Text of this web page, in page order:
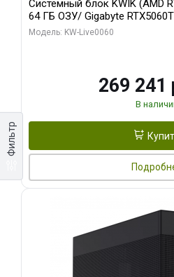
Фильтр
Системный блок KWIK (AMD
64 ГБ ОЗУ/ Gigabyte
GDDR7 128bit 3xDP H/ 1 ТБ SSD)
Модель: KW-Live0060
269 241
В